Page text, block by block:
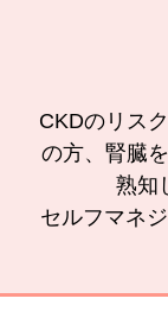
CKDのリス
の方、腎臓
熟知
セルフマネ